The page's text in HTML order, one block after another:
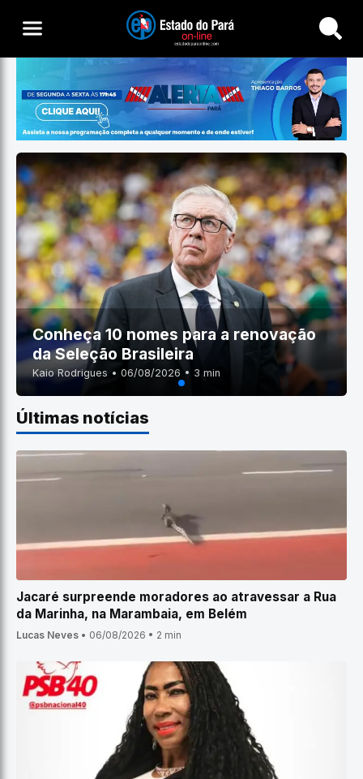
Buscar
Conheça 10 nomes para a renovação
da Seleção Brasileira
Kaio Rodrigues • 06/08/2026 • 3 min
Últimas notícias
Jacaré surpreende moradores ao atravessar a Rua
da Marinha, na Marambaia, em Belém
Lucas Neves • 06/08/2026 • 2 min